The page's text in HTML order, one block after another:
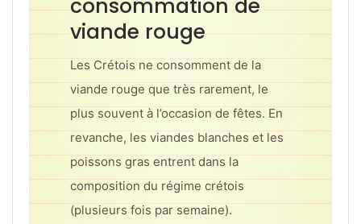
consommation de
viande rouge
Les Crétois ne consomment de la
viande rouge que très rarement, le
plus souvent à l’occasion de fêtes. En
revanche, les viandes blanches et les
poissons gras entrent dans la
composition du régime crétois
(plusieurs fois par semaine).